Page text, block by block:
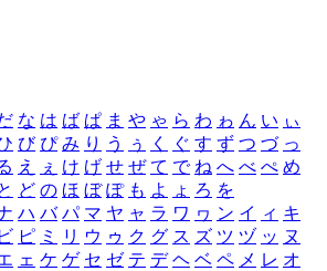
な は ば ぱ ま や ゃ ら わ ゎ ん い ぃ
び ぴ み り う ぅ く ぐ す ず つ づ っ
え ぇ け げ せ ぜ て で ね へ べ ぺ め
ど の ほ ぼ ぽ も よ ょ ろ を
ハ バ パ マ ヤ ャ ラ ワ ヮ ン イ ィ キ
ビ ピ ミ リ ウ ゥ ク グ ス ズ ツ ヅ ッ ヌ
ェ ケ ゲ セ ゼ テ デ ヘ ベ ペ メ レ オ